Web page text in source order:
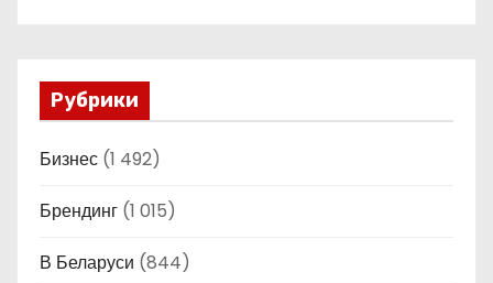
Рубрики
Бизнес (1 492)
Брендинг (1 015)
В Беларуси (844)